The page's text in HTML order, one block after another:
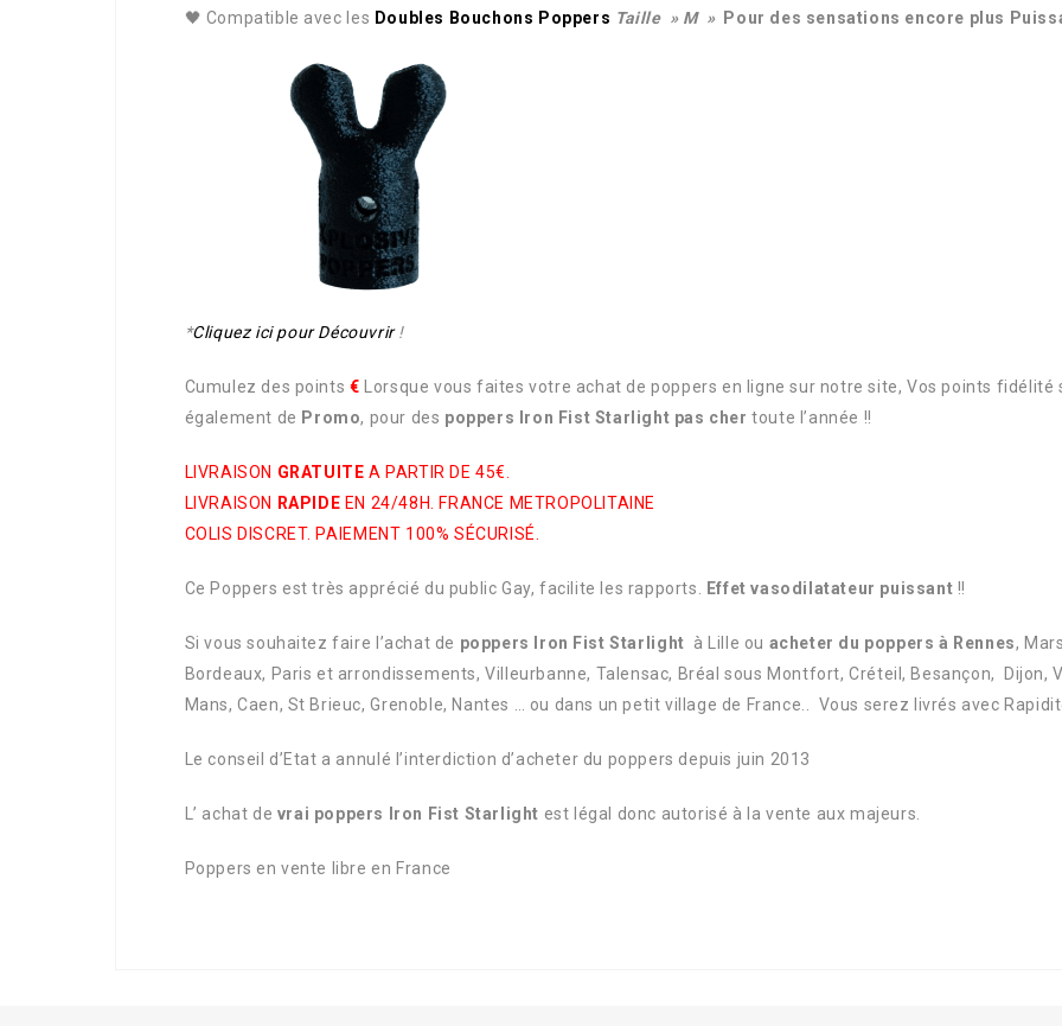
🖤 Compatible avec les Doubles Bouchons Poppers Taille » M » Pour des sensations encore plus
*Cliquez ici pour Découvrir!
Cumulez des points € Lorsque vous faites votre achat de poppers en ligne sur notre site, Vos points
également de Promo, pour des poppers Iron Fist Starlight pas cher toute l’année !!
LIVRAISON GRATUITE A PARTIR DE 45€.
LIVRAISON
RAPIDE EN 24/48H. FRANCE METROPOLITAINE
COLIS DISCRET. PAIEMENT 100% SÉCURISÉ.
Ce Poppers est très apprécié du public Gay, facilite les rapports. Effet vasodilatateur puissant !!
Si vous souhaitez faire l’achat de poppers Iron Fist Starlight à Lille ou acheter du poppers à Rennes,
Bordeaux, Paris et arrondissements, Villeurbanne, Talensac, Bréal sous Montfort, Créteil, Besançon, Dijon,
Mans, Caen, St Brieuc, Grenoble, Nantes … ou dans un petit village de France.. Vous serez livrés avec
Le conseil d’Etat a annulé l’interdiction d’acheter du poppers depuis juin 2013
L’ achat de vrai poppers Iron Fist Starlight est légal donc autorisé à la vente aux majeurs.
Poppers en vente libre en France